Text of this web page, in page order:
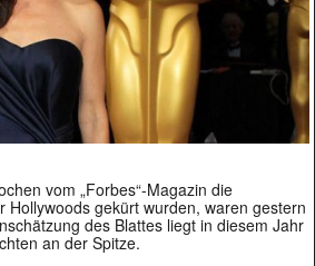
vom „Forbes“-Magazin die
Hollywoods gekürt wurden, waren gestern
des Blattes liegt in diesem Jahr
an der Spitze.